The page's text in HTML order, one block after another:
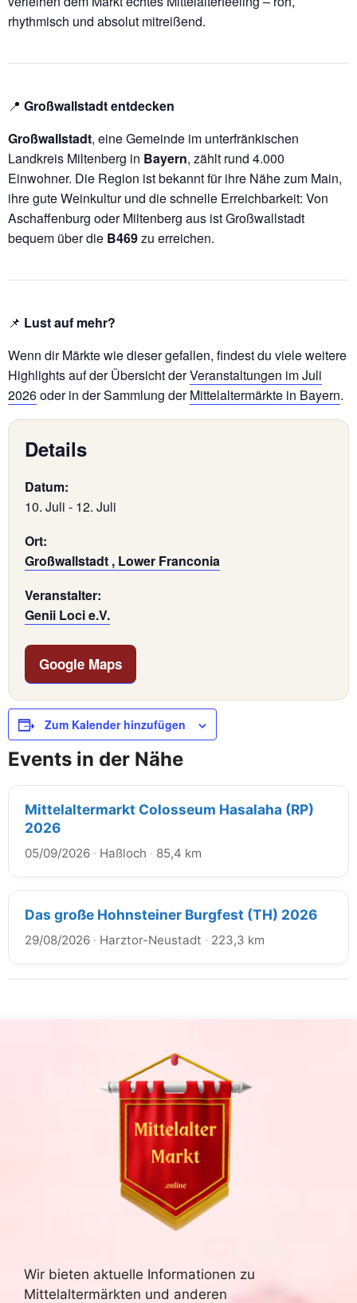
rhythmisch und absolut mitreißend.
📍 Großwallstadt entdecken
Großwallstadt, eine Gemeinde im unterfränkischen
Landkreis Miltenberg in Bayern, zählt rund 4.000
Einwohner. Die Region ist bekannt für ihre Nähe zum Main,
ihre gute Weinkultur und die schnelle Erreichbarkeit: Von
Aschaffenburg oder Miltenberg aus ist Großwallstadt
bequem über die B469zu erreichen.
📌 Lust auf mehr?
Wenn dir Märkte wie dieser gefallen, findest du viele weitere
Highlights auf der Übersicht derVeranstaltungen im Juli
2026oder in der Sammlung derMittelaltermärkte in Bayern.
Details
Datum:
10. Juli - 12. Juli
Ort:
Großwallstadt , Lower Franconia
Veranstalter:
Genii Loci e.V.
Google Maps
Zum Kalender hinzufügen
Events in der Nähe
Mittelaltermarkt Colosseum Hasalaha (RP)
2026
05/09/2026 · Haßloch · 85,4 km
Das große Hohnsteiner Burgfest (TH) 2026
29/08/2026 · Harztor-Neustadt · 223,3 km
Wir bieten aktuelle Informationen zu
Mittelaltermärkten und anderen